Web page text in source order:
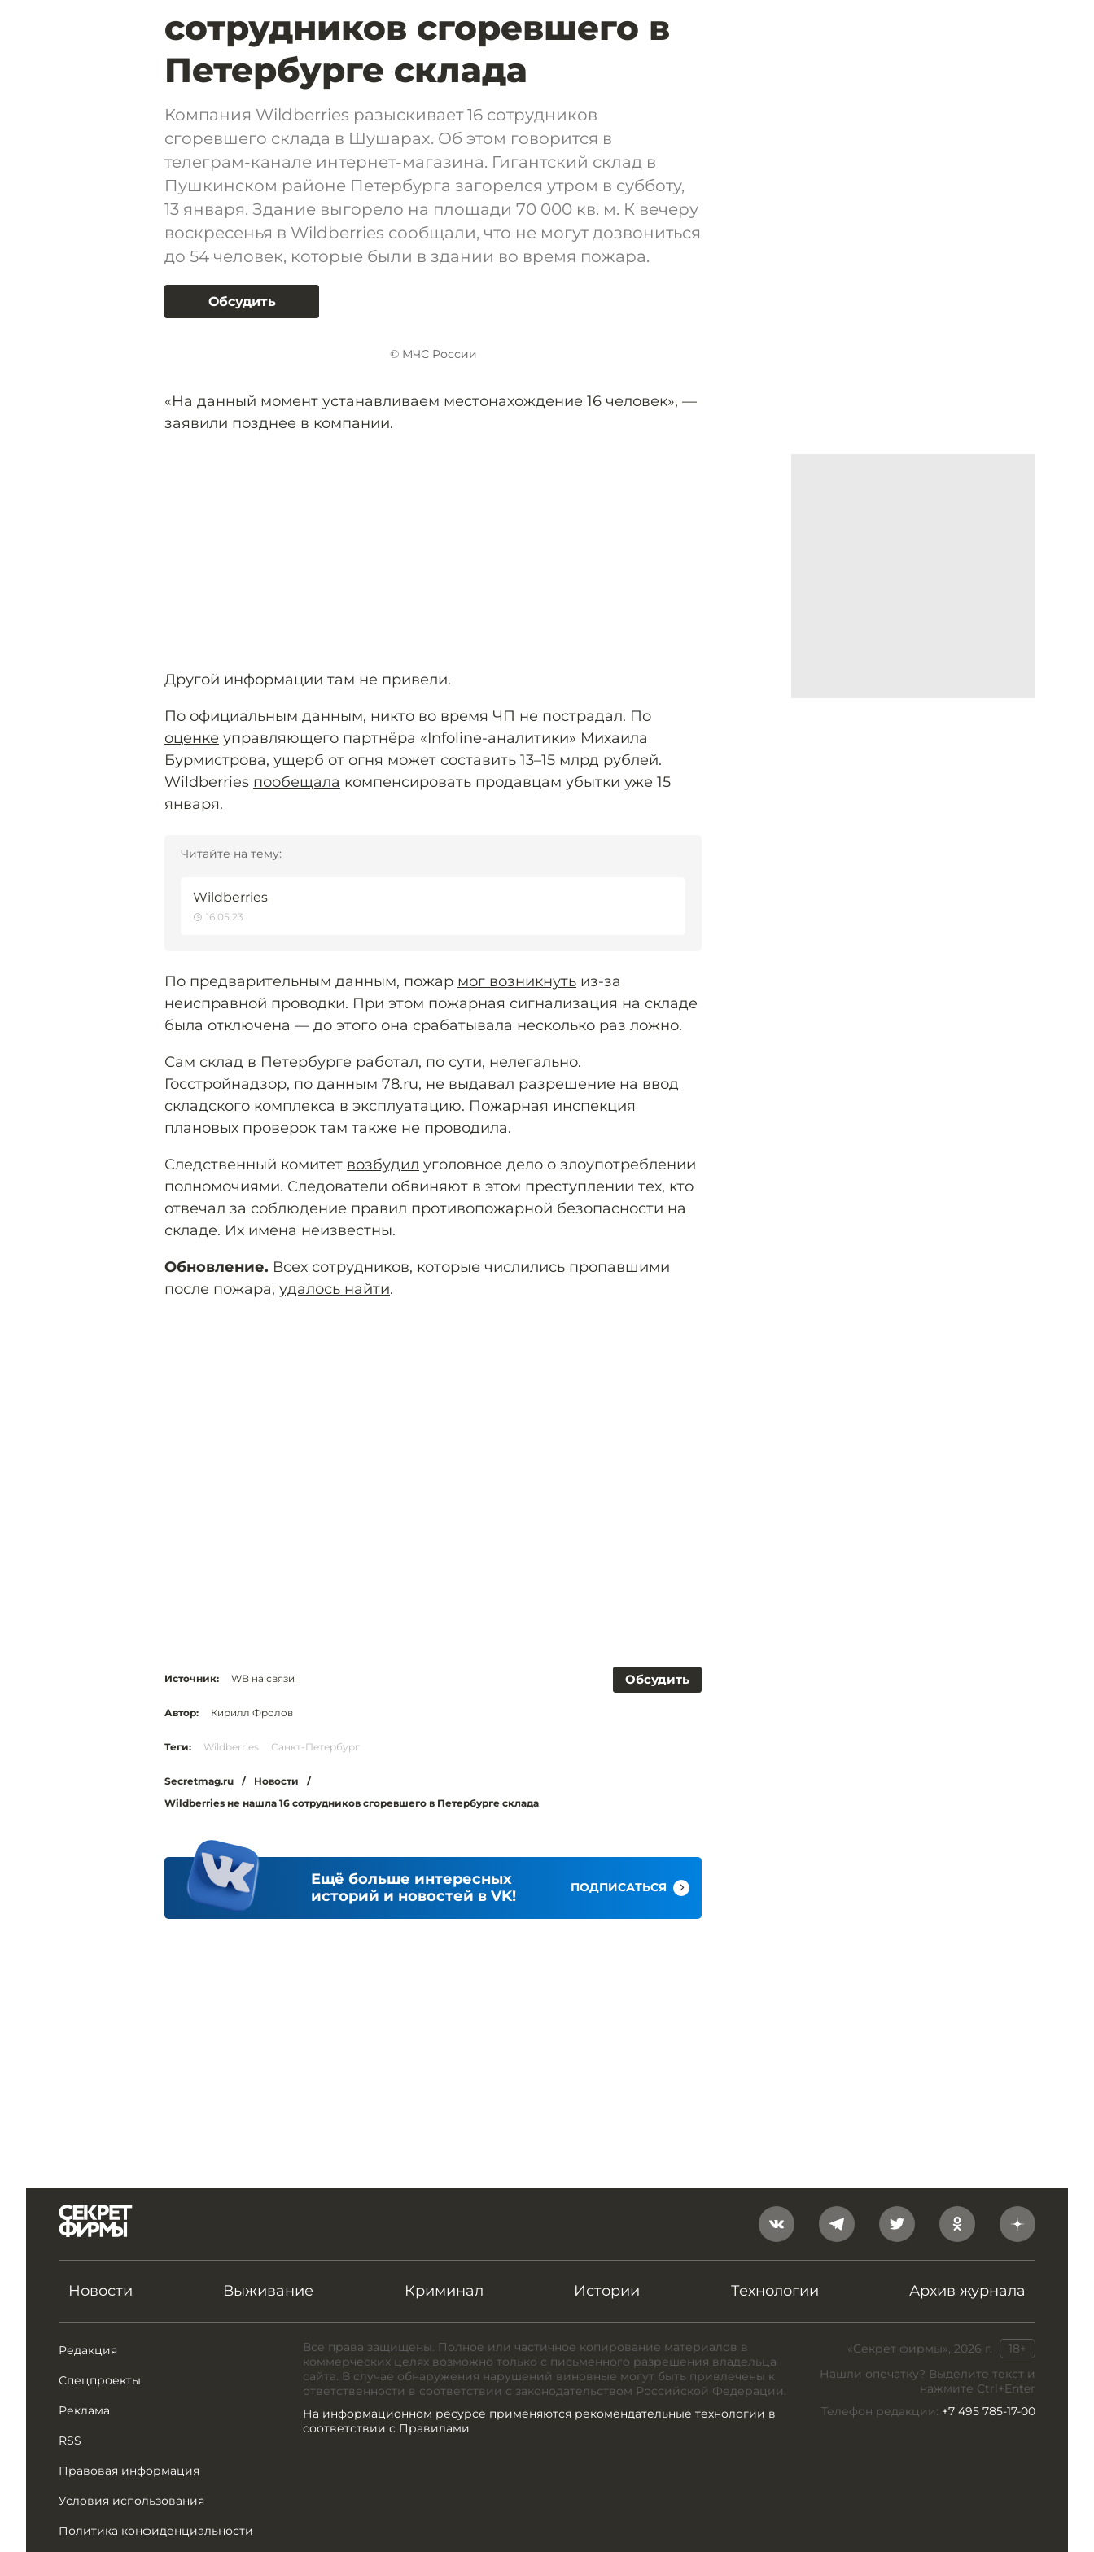
сотрудников сгоревшего в
Петербурге склада
Компания Wildberries разыскивает 16 сотрудников
сгоревшего склада в Шушарах. Об этом говорится в
телеграм-канале интернет-магазина. Гигантский склад в
Пушкинском районе Петербурга загорелся утром в субботу,
13 января. Здание выгорело на площади 70 000 кв. м. К вечеру
воскресенья в Wildberries сообщали, что не могут дозвониться
до 54 человек, которые были в здании во время пожара.
Обсудить
© МЧС России
«На данный момент устанавливаем местонахождение 16 человек», —
заявили позднее в компании.
Другой информации там не привели.
По официальным данным, никто во время ЧП не пострадал. По
оценке управляющего партнёра «Infoline-аналитики» Михаила
Бурмистрова, ущерб от огня может составить 13–15 млрд рублей.
Wildberries пообещала компенсировать продавцам убытки уже 15
января.
Читайте на тему:
Wildberries
16.05.23
По предварительным данным, пожар мог возникнуть из-за
неисправной проводки. При этом пожарная сигнализация на складе
была отключена — до этого она срабатывала несколько раз ложно.
Сам склад в Петербурге работал, по сути, нелегально.
Госстройнадзор, по данным 78.ru, не выдавал разрешение на ввод
складского комплекса в эксплуатацию. Пожарная инспекция
плановых проверок там также не проводила.
Следственный комитет возбудил уголовное дело о злоупотреблении
полномочиями. Следователи обвиняют в этом преступлении тех, кто
отвечал за соблюдение правил противопожарной безопасности на
складе. Их имена неизвестны.
Обновление. Всех сотрудников, которые числились пропавшими
после пожара, удалось найти.
Обсудить
Источник: WB на связи
Автор: Кирилл Фролов
Теги: Wildberries Санкт-Петербург
Secretmag.ru / Новости
/
Wildberries не нашла 16 сотрудников сгоревшего в Петербурге склада
Ещё больше интересных
историй и новостей в VK!
ПОДПИСАТЬСЯ
Новости Выживание Криминал Истории Технологии Архив журнала
Редакция
Спецпроекты
Реклама
RSS
Правовая информация
Условия использования
Политика конфиденциальности
«Секрет фирмы», 2026 г.
18+
Нашли опечатку? Выделите текст и
нажмите Ctrl+Enter
Телефон редакции: +7 495 785-17-00
Все права защищены. Полное или частичное копирование материалов в
коммерческих целях возможно только с письменного разрешения владельца
сайта. В случае обнаружения нарушений виновные могут быть привлечены к
ответственности в соответствии с законодательством Российской Федерации.
На информационном ресурсе применяются рекомендательные технологии в
соответствии с Правилами